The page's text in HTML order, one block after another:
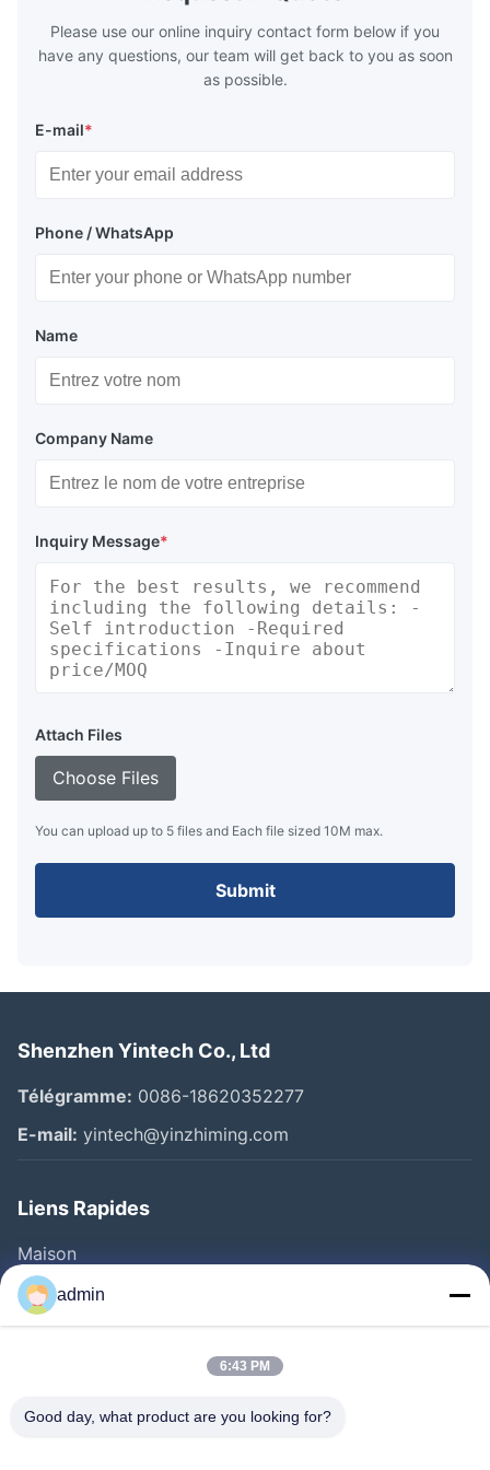
Please use our online inquiry contact form below if you
have any questions, our team will get back to you as soon
as possible.
E-mail*
Phone / WhatsApp
Name
Company Name
Inquiry Message*
Attach Files
Choose Files
You can upload up to 5 files and Each file sized 10M max.
Submit
Shenzhen Yintech Co., Ltd
Télégramme: 0086-18620352277
E-mail: yintech@yinzhiming.com
Liens Rapides
Maison
Produits
Vidéos
Visite D'usine
admin
6:43 PM
Good day, what product are you looking for?